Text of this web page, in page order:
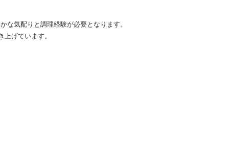
な気配りと調理経験が必要となります。
げています。